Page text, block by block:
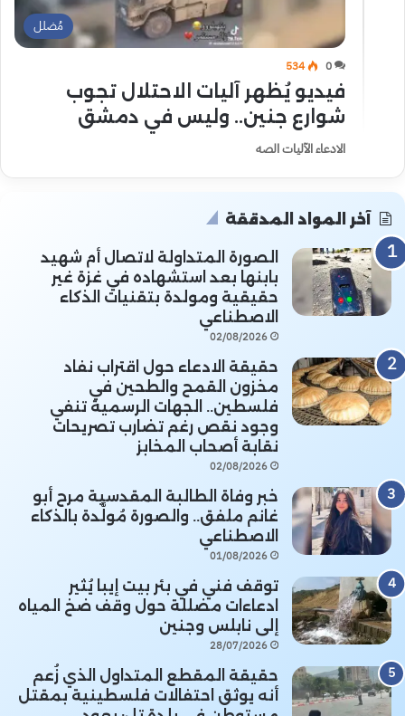
مُضلل
0
534
فيديو يُظهر آليات الاحتلال تجوب
شوارع جنين.. وليس في دمشق
الادعاء الآليات الصه
آخر المواد المدققة
الصورة المتداولة لاتصال أم شهيد
بابنها بعد استشهاده في غزة غير
حقيقية ومولدة بتقنيات الذكاء
الاصطناعي
02/08/2026
حقيقة الادعاء حول اقتراب نفاد
مخزون القمح والطحين في
فلسطين.. الجهات الرسمية تنفي
وجود نقص رغم تضارب تصريحات
نقابة أصحاب المخابز
02/08/2026
خبر وفاة الطالبة المقدسية مرح أبو
غانم ملفق.. والصورة مُولَّدة بالذكاء
الاصطناعي
01/08/2026
توقف فني في بئر بيت إيبا يُثير
ادعاءات مضللة حول وقف ضخ المياه
إلى نابلس وجنين
28/07/2026
حقيقة المقطع المتداول الذي زُعم
أنه يوثق احتفالات فلسطينية بمقتل